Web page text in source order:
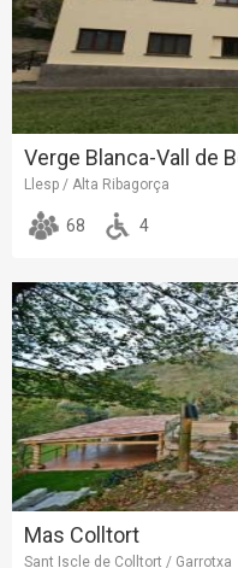
Verge Blanca-Vall de
Llesp / Alta Ribagorça
68 4
Mas Colltort
Sant Iscle de Colltort / Garrotxa